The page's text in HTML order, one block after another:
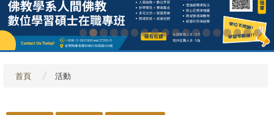
首頁 活動